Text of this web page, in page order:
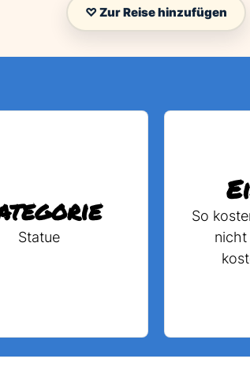
♡ Zur Reise hinzufügen
Statue
So
nicht